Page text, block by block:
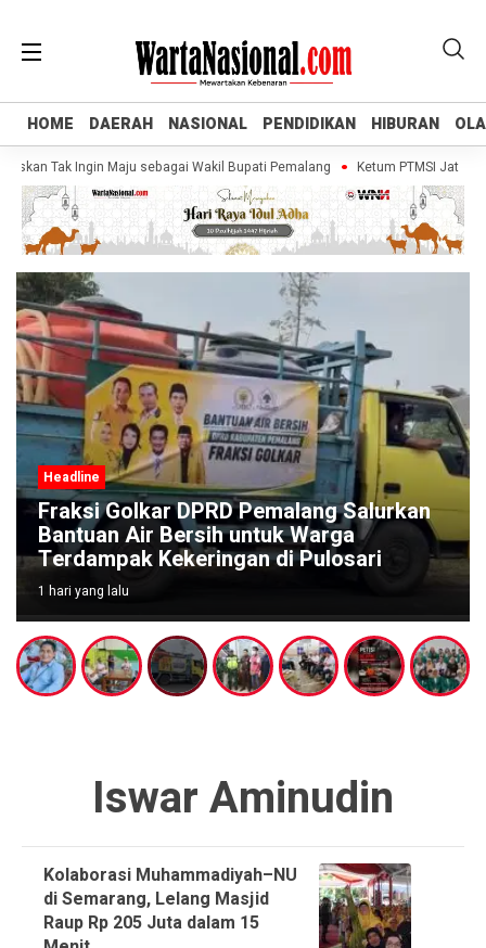
HOME DAERAH NASIONAL PENDIDIKAN HIBURAN
HOME DAERAH NASIONAL PENDIDIKAN HIBURAN
Tak Ingin Maju sebagai Wakil Bupati Pemalang Ketum PTMSI Jateng
Headline
Fraksi Golkar DPRD Pemalang Salurkan
Bantuan Air Bersih untuk Warga
Terdampak Kekeringan di Pulosari
1 hari yang lalu
Iswar Aminudin
Kolaborasi Muhammadiyah–NU
di Semarang, Lelang Masjid
Raup Rp 205 Juta dalam 15